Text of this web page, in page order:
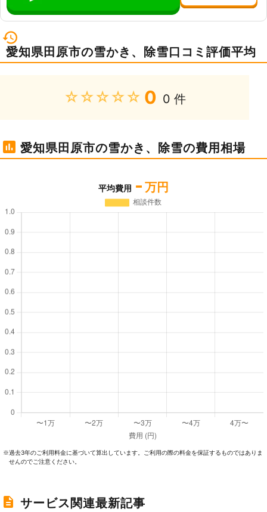
愛知県田原市の雪かき、除雪口コミ評価平均
★★★★★ 0 0 件
愛知県田原市の雪かき、除雪の費用相場
平均費用 - 万円
※過去3年のご利⽤料⾦に基づいて算出しています。ご利⽤の際の料⾦を保証するものではありま
せんのでご注意ください。
サービス関連最新記事